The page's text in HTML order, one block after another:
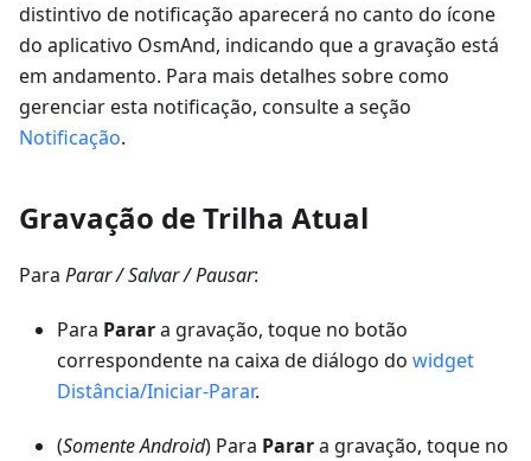
distintivo de notificação aparecerá no canto do ícone
do aplicativo OsmAnd, indicando que a gravação está
em andamento. Para mais detalhes sobre como
gerenciar esta notificação, consulte a seção
Notificação.
Gravação de Trilha Atual
Para Parar / Salvar / Pausar:
Para Parara gravação, toque no botão
correspondente na caixa de diálogo do widget
Distância/Iniciar-Parar.
(Somente Android) Para Parara gravação, toque no